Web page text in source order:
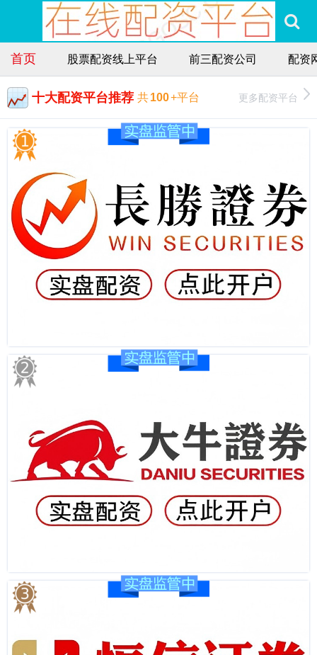
首页 股票配资线上平台 前三配资公司 配资
十大配资平台推荐 共100+平台 更多配资平台